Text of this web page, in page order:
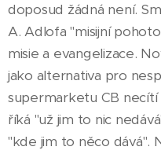
doposud žádná není.
A. Adlofa "misijní
misie a evangelizace.
jako alternativa pro
supermarketu CB
říká "už jim to nic
"kde jim to něco dává".